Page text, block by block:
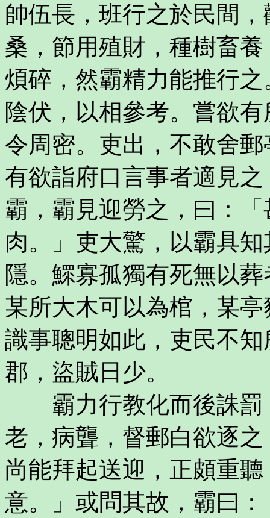
帥伍長，班行之於民間
桑，節用殖財，種樹畜
煩碎，然霸精力能推行
陰伏，以相參考。嘗欲
令周密。吏出，不敢舍
有欲詣府口言事者適見
霸，霸見迎勞之，曰：
肉。」吏大驚，以霸具
隱。鰥寡孤獨有死無以
某所大木可以為棺，某
識事聰明如此，吏民不
郡，盜賊日少。
霸力行教化而後誅罰
老，病聾，督郵白欲逐
尚能拜起送迎，正頗重
意。」或問其故，霸曰